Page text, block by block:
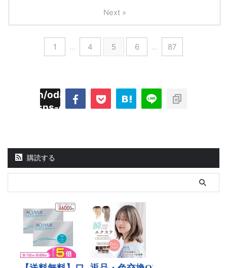
1 … 4 5 6 … 87
Next »
odaiji.com/public_html/blog/wp-
sns-count-cache/sns-count-
購読する